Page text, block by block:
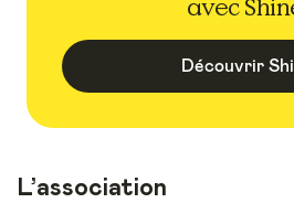
avec
Découvrir
L’association